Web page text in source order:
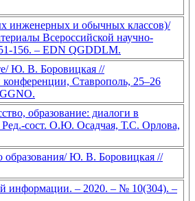
инженерных и обычных классов)/
Всероссийской научно-
156. – EDN QGDDLM.
Ю. В. Боровицкая //
Ставрополь, 25–26
образование: диалоги в
Ред.-сост. О.Ю. Осадчая, Т.С. Орлова,
образования/ Ю. В. Боровицкая //
информации. – 2020. – № 10(304). –